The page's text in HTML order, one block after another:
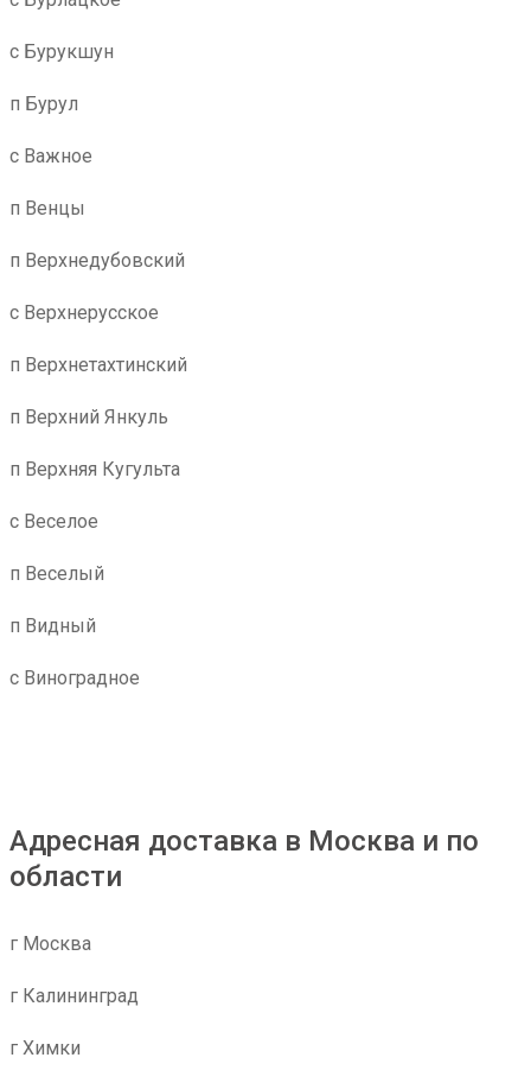
с Бурукшун
п Бурул
с Важное
п Венцы
п Верхнедубовский
с Верхнерусское
п Верхнетахтинский
п Верхний Янкуль
п Верхняя Кугульта
с Веселое
п Веселый
п Видный
с Виноградное
Адресная доставка в Москва и по
области
г Москва
г Калининград
г Химки